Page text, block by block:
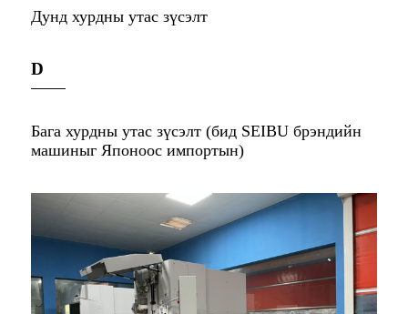
Дунд хурдны утас зүсэлт
D
Бага хурдны утас зүсэлт (бид SEIBU брэндийн
машиныг Японоос импортын)